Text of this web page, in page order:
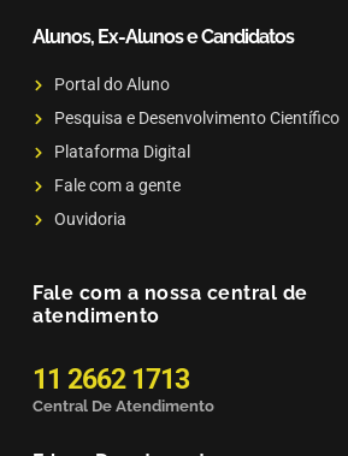
Alunos, Ex-Alunos e Candidatos
Portal do Aluno
Pesquisa e Desenvolvimento Científico
Plataforma Digital
Fale com a gente
Ouvidoria
Fale com a nossa central de
atendimento
11 2662 1713
Central De Atendimento